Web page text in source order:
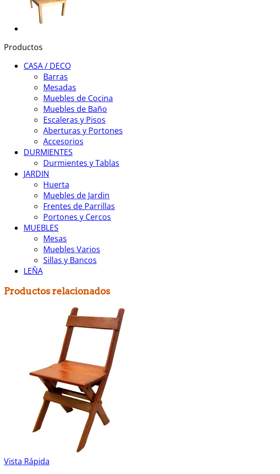
Productos
CASA / DECO
Barras
Mesadas
Muebles de Cocina
Muebles de Baño
Escaleras y Pisos
Aberturas y Portones
Accesorios
DURMIENTES
Durmientes y Tablas
JARDIN
Huerta
Muebles de Jardin
Frentes de Parrillas
Portones y Cercos
MUEBLES
Mesas
Muebles Varios
Sillas y Bancos
LEÑA
Productos relacionados
Vista Rápida